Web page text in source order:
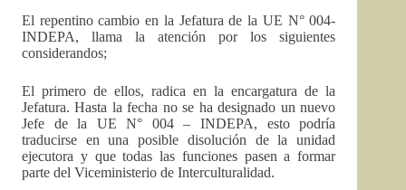
El repentino cambio en la Jefatura de la UE N° 004-
INDEPA, llama la atención por los siguientes
considerandos;
El primero de ellos, radica en la encargatura de la
Jefatura. Hasta la fecha no se ha designado un nuevo
Jefe de la UE N° 004 – INDEPA, esto podría
traducirse en una posible disolución de la unidad
ejecutora y que todas las funciones pasen a formar
parte del Viceministerio de Interculturalidad.